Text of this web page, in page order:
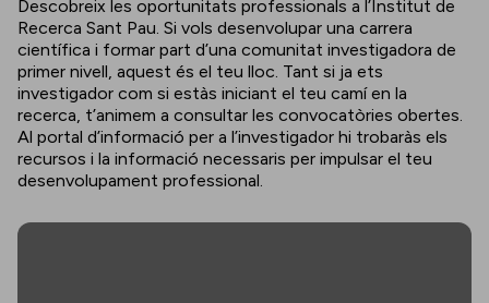
Descobreix les oportunitats professionals a l’Institut de
Recerca Sant Pau. Si vols desenvolupar una carrera
científica i formar part d’una comunitat investigadora de
primer nivell, aquest és el teu lloc. Tant si ja ets
investigador com si estàs iniciant el teu camí en la
recerca, t’animem a consultar les convocatòries obertes.
Al portal d’informació per a l’investigador hi trobaràs els
recursos i la informació necessaris per impulsar el teu
desenvolupament professional.